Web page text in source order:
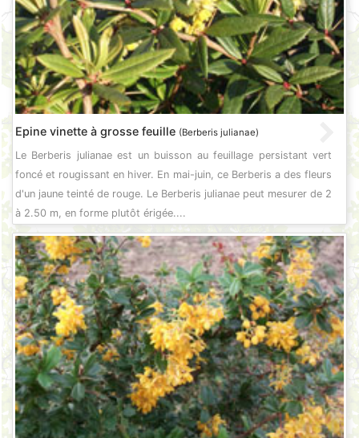
Epine vinette à grosse feuille (Berberis julianae)
Le Berberis julianae est un buisson au feuillage persistant vert
foncé et rougissant en hiver. En mai-juin, ce Berberis a des fleurs
d'un jaune teinté de rouge. Le Berberis julianae peut mesurer de 2
à 2.50 m, en forme plutôt érigée....